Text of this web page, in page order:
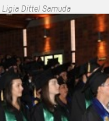
Ligia Dittel Samuda